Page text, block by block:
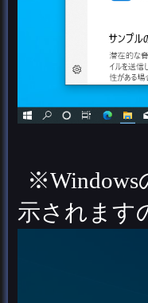
※Windows
示されます